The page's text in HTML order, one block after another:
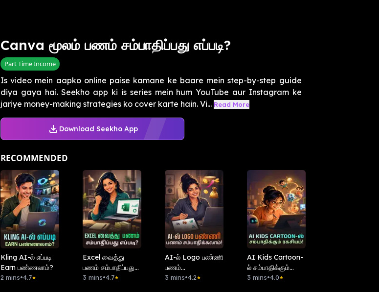
Canva மூலம் பணம் சம்பாதிப்பது எப்படி?
Part Time Income
Is video mein aapko online paise kamane ke baare mein step-by-step guide
diya gaya hai. Seekho app ki is series mein hum YouTube aur Instagram ke
jariye money-making strategies ko cover karte hain. Vi... Read More
Download Seekho App
RECOMMENDED
Kling AI-ல் எப்படி
Earn பண்ணலாம்?
2 mins•4.7★
Excel வைத்து
பணம் சம்பாதிப்பது
எப்படி?
3 mins•4.7★
AI-ல் Logo பண்ணி
பணம்
சம்பாதிக்கலாம்!
3 mins•4.2★
AI Kids Cartoon-
ல் சம்பாதிக்கும்
ரகசியம்!
3 mins•4.0★